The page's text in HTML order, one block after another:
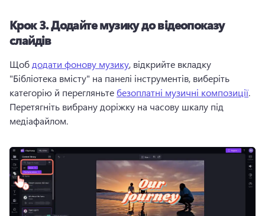
Крок 3.Додайте музику до відеопоказу
слайдів
Щоб додати фонову музику, відкрийте вкладку
"Бібліотека вмісту" на панелі інструментів, виберіть
категорію й перегляньте безоплатні музичні композиції
Перетягніть вибрану доріжку на часову шкалу під
медіафайлом.